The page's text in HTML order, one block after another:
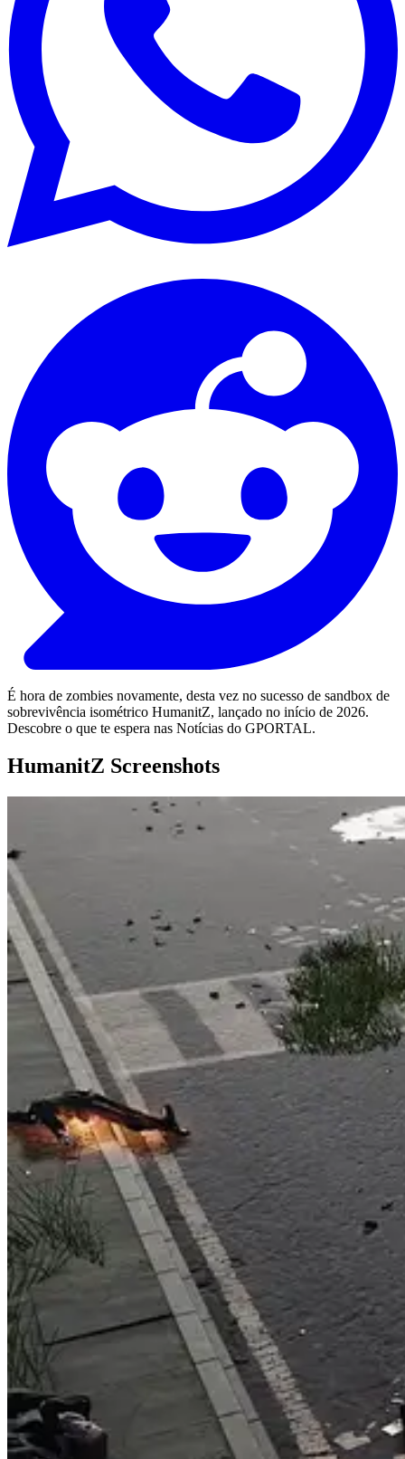
É hora de zombies novamente, desta vez no sucesso de sandbox de
sobrevivência isométrico HumanitZ, lançado no início de 2026.
Descobre o que te espera nas Notícias do GPORTAL.
HumanitZ Screenshots